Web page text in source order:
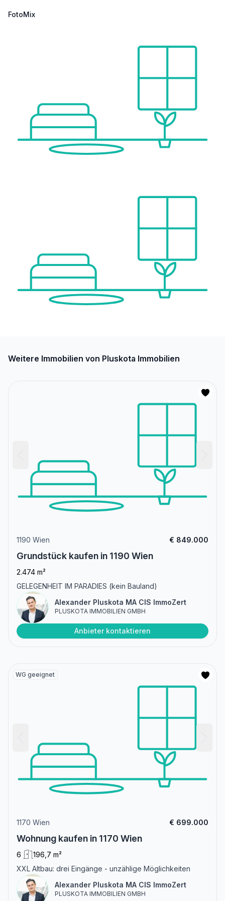
FotoMix
Weitere Immobilien von Pluskota Immobilien
1190 Wien € 849.000
Grundstück kaufen in 1190 Wien
2.474 m²
GELEGENHEIT IM PARADIES (kein Bauland)
Alexander Pluskota MA CIS ImmoZert
PLUSKOTA IMMOBILIEN GMBH
Anbieter kontaktieren
WG geeignet
1170 Wien € 699.000
Wohnung kaufen in 1170 Wien
6
196,7 m²
XXL Altbau: drei Eingänge - unzählige Möglichkeiten
Alexander Pluskota MA CIS ImmoZert
PLUSKOTA IMMOBILIEN GMBH